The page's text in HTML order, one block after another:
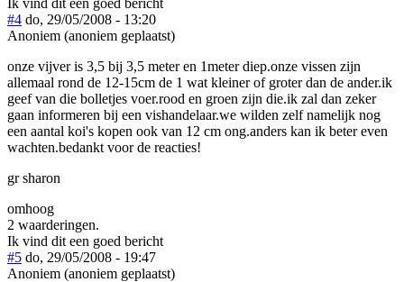
#4 do, 29/05/2008 - 13:20
Anoniem (anoniem geplaatst)
onze vijver is 3,5 bij 3,5 meter en 1meter diep.onze vissen zijn
allemaal rond de 12-15cm de 1 wat kleiner of groter dan de ander.ik
geef van die bolletjes voer.rood en groen zijn die.ik zal dan zeker
gaan informeren bij een vishandelaar.we wilden zelf namelijk nog
een aantal koi's kopen ook van 12 cm ong.anders kan ik beter even
wachten.bedankt voor de reacties!
gr sharon
omhoog
2 waarderingen.
Ik vind dit een goed bericht
#5 do, 29/05/2008 - 19:47
Anoniem (anoniem geplaatst)